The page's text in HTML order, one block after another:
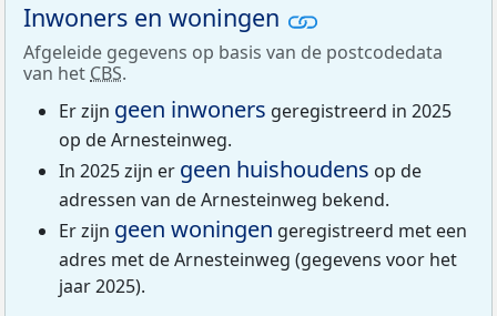
Inwoners en woningen
Afgeleide gegevens op basis van de postcodedata
van het CBS.
Er zijn geen inwoners geregistreerd in 2025
op de Arnesteinweg.
In 2025 zijn er geen huishoudens op de
adressen van de Arnesteinweg bekend.
Er zijn geen woningen geregistreerd met een
adres met de Arnesteinweg (gegevens voor het
jaar 2025).